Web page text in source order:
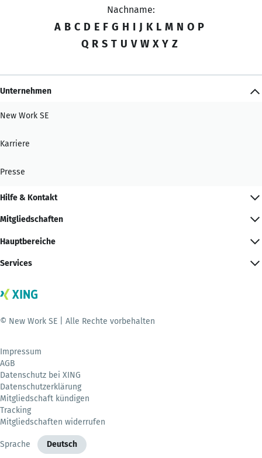
Nachname:
A B C D E F G H I J K L M N O P
Q R S T U V W X Y Z
Unternehmen
New Work SE
Karriere
Presse
Hilfe & Kontakt
Mitgliedschaften
Hauptbereiche
Services
© New Work SE | Alle Rechte vorbehalten
Impressum
AGB
Datenschutz bei XING
Datenschutzerklärung
Mitgliedschaft kündigen
Tracking
Mitgliedschaften widerrufen
Sprache Deutsch